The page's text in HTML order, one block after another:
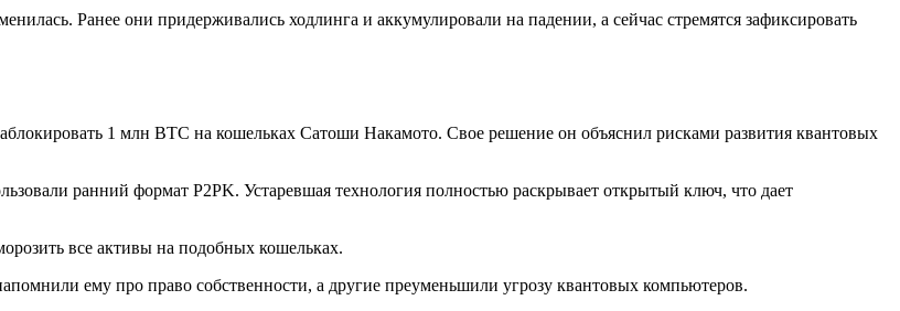
Ранее они придерживались ходлинга и аккумулировали на падении, а сейчас стремятся зафиксировать
1 млн BTC на кошельках Сатоши Накамото. Свое решение он объяснил рисками развития квантовых
ранний формат P2PK. Устаревшая технология полностью раскрывает открытый ключ, что дает
все активы на подобных кошельках.
ему про право собственности, а другие преуменьшили угрозу квантовых компьютеров.